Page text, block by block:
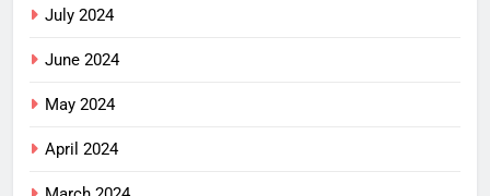
July 2024
June 2024
May 2024
April 2024